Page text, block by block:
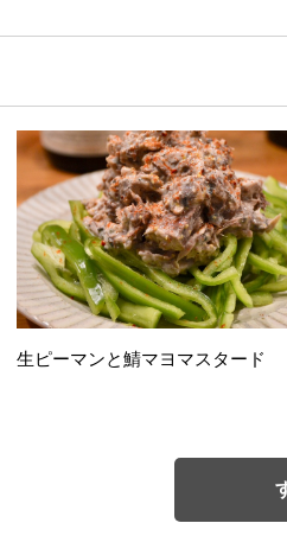
生ピーマンと鯖マヨマスタード